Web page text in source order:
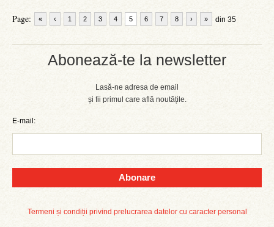
Abonează-te la newsletter
Lasă-ne adresa de email
și fii primul care află noutățile.
E-mail:
Abonare
Termeni și condiții privind prelucrarea datelor cu caracter personal
Page: « ‹ 1 2 3 4 5 6 7 8 din 35
› »